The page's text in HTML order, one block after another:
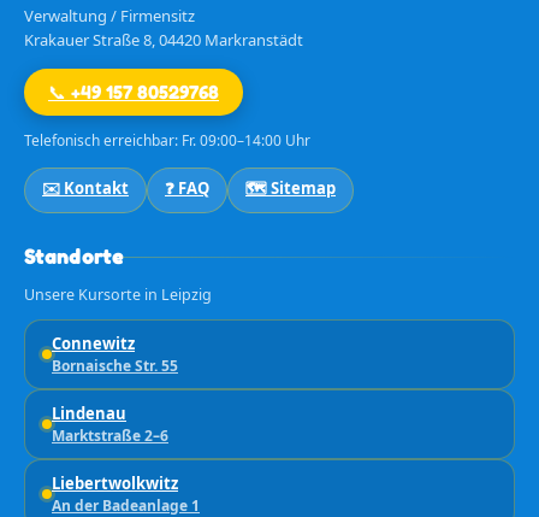
Verwaltung / Firmensitz
Krakauer Straße 8, 04420 Markranstädt
📞 +49 157 80529768
Telefonisch erreichbar: Fr. 09:00–14:00 Uhr
✉️ Kontakt ❓ FAQ 🗺️ Sitemap
Standorte
Unsere Kursorte in Leipzig
Connewitz
Bornaische Str. 55
Lindenau
Marktstraße 2–6
Liebertwolkwitz
An der Badeanlage 1